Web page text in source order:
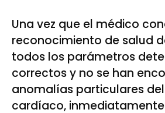
Una vez que el médico
reconocimiento de salud
todos los parámetros
correctos y no se han
anomalías particulares
cardíaco,